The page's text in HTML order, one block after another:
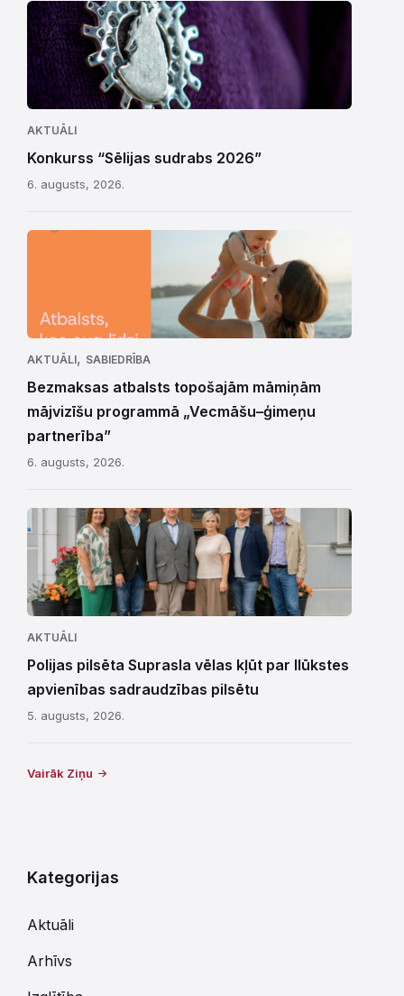
AKTUĀLI
Konkurss “Sēlijas sudrabs 2026”
6. augusts, 2026.
AKTUĀLI, SABIEDRĪBA
Bezmaksas atbalsts topošajām māmiņām
mājvizīšu programmā „Vecmāšu–ģimeņu
partnerība”
6. augusts, 2026.
AKTUĀLI
Polijas pilsēta Suprasla vēlas kļūt par Ilūkstes
apvienības sadraudzības pilsētu
5. augusts, 2026.
Vairāk Ziņu
Kategorijas
Aktuāli
Arhīvs